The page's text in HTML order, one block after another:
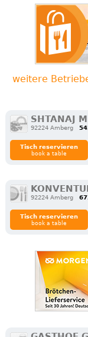
weitere
SHTANAJ
92224 Amberg
Tisch reservieren
book a table
92224 Amberg
Tisch reservieren
book a table